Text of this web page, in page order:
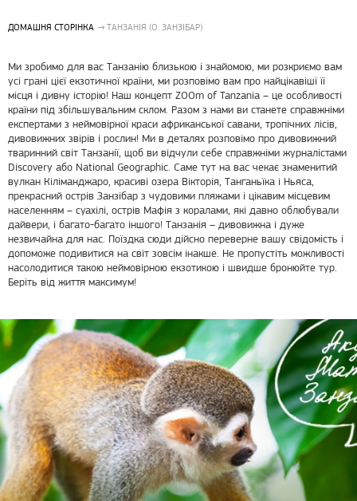
ДОМАШНЯ СТОРІНКА ТАНЗАНІЯ (О. ЗАНЗІБАР)
Ми зробимо для вас Танзанію близькою і знайомою, ми розкриємо вам
усі грані цієї екзотичної країни, ми розповімо вам про найцікавіші її
місця і дивну історію! Наш концепт ZOOm of Tanzania – це особливості
країни під збільшувальним склом. Разом з нами ви станете справжніми
експертами з неймовірної краси африканської савани, тропічних лісів,
дивовижних звірів і рослин! Ми в деталях розповімо про дивовижний
тваринний світ Танзанії, щоб ви відчули себе справжніми журналістами
Discovery або National Geographic. Саме тут на вас чекає знаменитий
вулкан Кіліманджаро, красиві озера Вікторія, Танганьїка і Ньяса,
прекрасний острів Занзібар з чудовими пляжами і цікавим місцевим
населенням – суахілі, острів Мафія з коралами, які давно облюбували
дайвери, і багато-багато іншого! Танзанія – дивовижна і дуже
незвичайна для нас. Поїздка сюди дійсно переверне вашу свідомість і
допоможе подивитися на світ зовсім інакше. Не пропустіть можливості
насолодитися такою неймовірною екзотикою і швидше бронюйте тур.
Беріть від життя максимум!